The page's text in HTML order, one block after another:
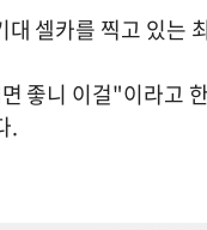
셀카를 찍고 있는
좋니 이걸"이라고
.